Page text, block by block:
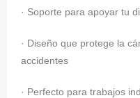
· Soporte para apoyar tu
· Diseño que protege la
accidentes
· Perfecto para trabajos